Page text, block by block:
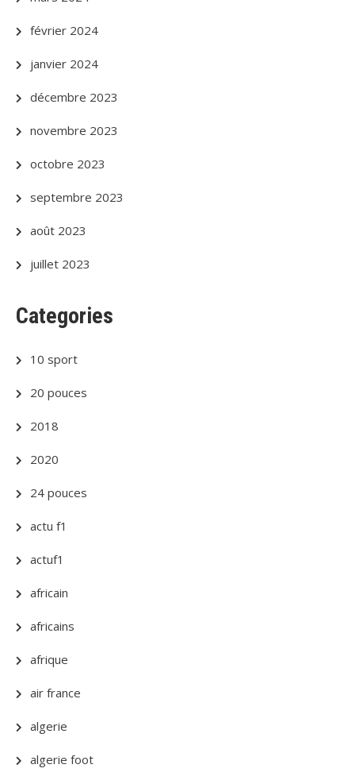
février 2024
janvier 2024
décembre 2023
novembre 2023
octobre 2023
septembre 2023
août 2023
juillet 2023
Categories
10 sport
20 pouces
2018
2020
24 pouces
actu f1
actuf1
africain
africains
afrique
air france
algerie
algerie foot